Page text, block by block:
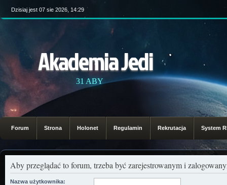
Dzisiaj jest 07 sie 2026, 14:29
Akademia Jedi
31 ABY
Forum Strona Holonet Regulamin Rekrutacja System
Aby przeglądać to forum, trzeba być zarejestrowanym i
Nazwa użytkownika: